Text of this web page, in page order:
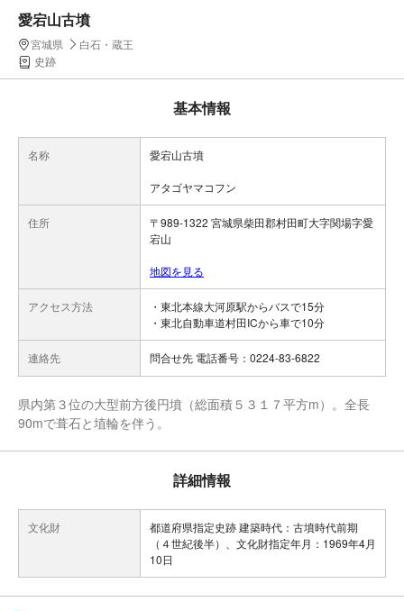
愛宕山古墳
宮城県
白石・蔵王
史跡
基本情報
名称 愛宕山古墳
アタゴヤマコフン
住所
〒989-1322 宮城県柴田郡村田町大字関場字愛
宕山
地図を見る
アクセス方法
・東北本線大河原駅からバスで15分
・東北自動車道村田ICから車で10分
連絡先 問合せ先 電話番号：0224-83-6822
県内第３位の大型前方後円墳（総面積５３１７平方m）。全長
90mで葺石と埴輪を伴う。
詳細情報
文化財
都道府県指定史跡 建築時代：古墳時代前期
（４世紀後半）、文化財指定年月：1969年4月
10日